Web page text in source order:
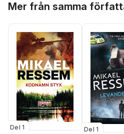
Mer från samma
Del 1 Del 1